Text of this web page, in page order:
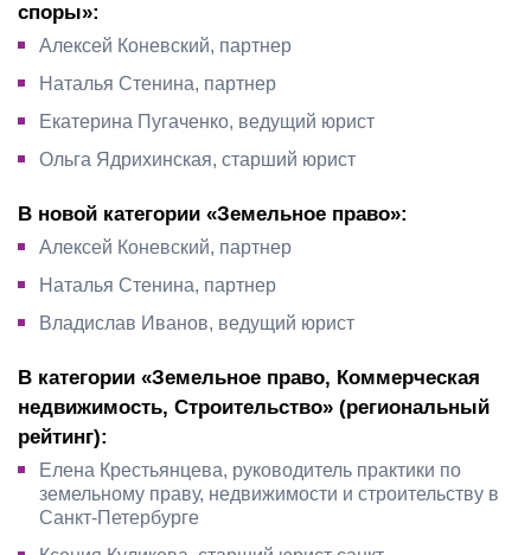
споры»:
Алексей Коневский, партнер
Наталья Стенина, партнер
Екатерина Пугаченко, ведущий юрист
Ольга Ядрихинская, старший юрист
В новой категории «Земельное право»:
Алексей Коневский, партнер
Наталья Стенина, партнер
Владислав Иванов, ведущий юрист
В категории «Земельное право, Коммерческая
недвижимость, Строительство» (региональный
рейтинг):
Елена Крестьянцева, руководитель практики по
земельному праву, недвижимости и строительству в
Санкт-Петербурге